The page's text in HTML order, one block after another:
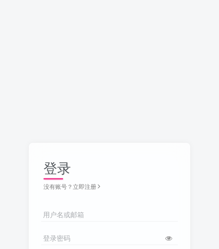
登录
没有账号？立即注册
用户名或邮箱
登录密码